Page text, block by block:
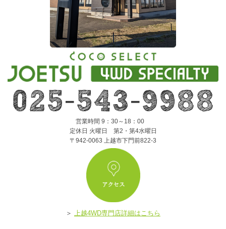
営業時間 9：30～18：00
定休日 火曜日 第2・第4水曜日
〒942-0063 上越市下門前822-3
＞ 上越4WD専門店詳細はこちら